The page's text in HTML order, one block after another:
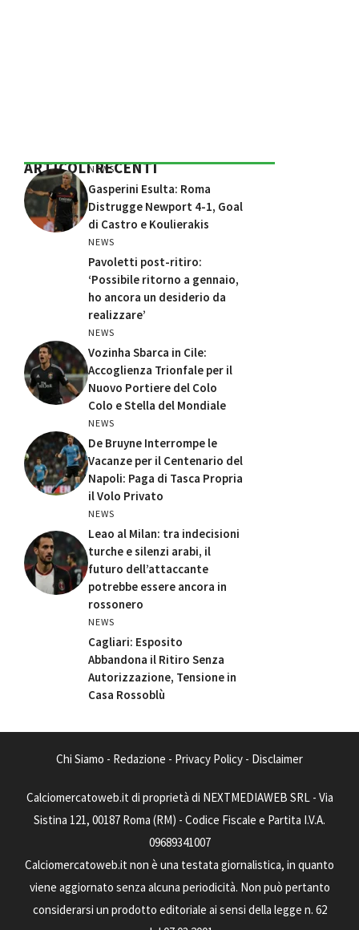
ARTICOLI RECENTI
NEWS
Gasperini Esulta: Roma
Distrugge Newport 4-1, Goal
di Castro e Koulierakis
NEWS
Pavoletti post-ritiro:
‘Possibile ritorno a gennaio,
ho ancora un desiderio da
realizzare’
NEWS
Vozinha Sbarca in Cile:
Accoglienza Trionfale per il
Nuovo Portiere del Colo
Colo e Stella del Mondiale
NEWS
De Bruyne Interrompe le
Vacanze per il Centenario del
Napoli: Paga di Tasca Propria
il Volo Privato
NEWS
Leao al Milan: tra indecisioni
turche e silenzi arabi, il
futuro dell’attaccante
potrebbe essere ancora in
rossonero
NEWS
Cagliari: Esposito
Abbandona il Ritiro Senza
Autorizzazione, Tensione in
Casa Rossoblù
Chi Siamo - Redazione - Privacy Policy - Disclaimer
Calciomercatoweb.it di proprietà di NEXTMEDIAWEB SRL - Via
Sistina 121, 00187 Roma (RM) - Codice Fiscale e Partita I.V.A.
09689341007
Calciomercatoweb.it non è una testata giornalistica, in quanto
viene aggiornato senza alcuna periodicità. Non può pertanto
considerarsi un prodotto editoriale ai sensi della legge n. 62